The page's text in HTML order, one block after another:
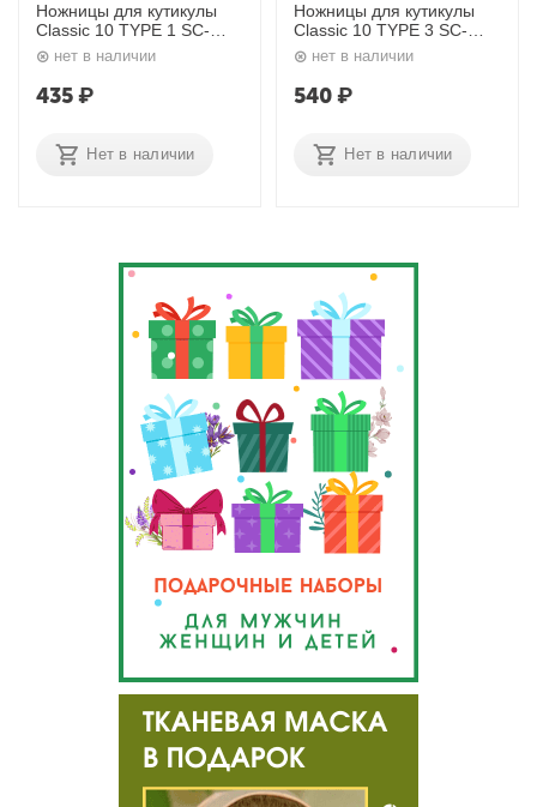
Ножницы для кутикулы
Classic 10 TYPE 1 SC-
10/1 Н-02 (S3-12-20)
Сталекс
нет в наличии
435₽
Нет в наличии
Ножницы для кутикулы
Classic 10 TYPE 3 SC-
10/3 Н-05 (S3-12-24)
Сталекс
нет в наличии
540₽
Нет в наличии